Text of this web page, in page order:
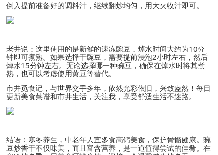
倒入提前准备好的调料汁，继续翻炒均匀，用大火收汁即可。
老井说：这里使用的是新鲜的速冻豌豆，焯水时间大约为10分
钟即可煮熟。如果选择干豌豆，需要提前浸泡2小时左右，然后
焯水15分钟左右。无论选择哪一种豌豆，确保在焯水时将其煮
熟，也可以考虑使用黄豆等替代。
市井觅食记，与世界交手多年，依然光彩依旧，兴致盎然！每日
更新美食菜谱和市井生活，关注我，享受舒适生活不迷路。
结语：寒冬养生，中老年人宜多食高钙美食，保护骨骼健康。豌
豆炒香干不仅味美，而且富含营养，是一道值得尝试的佳肴。在